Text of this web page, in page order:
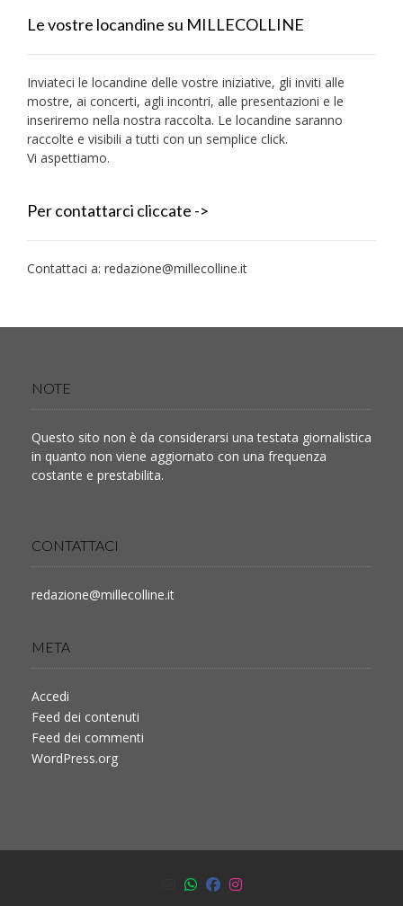
Le vostre locandine su MILLECOLLINE
Inviateci le locandine delle vostre iniziative, gli inviti alle
mostre, ai concerti, agli incontri, alle presentazioni e le
inseriremo nella nostra raccolta. Le locandine saranno
raccolte e visibili a tutti con un semplice click.
Vi aspettiamo.
Per contattarci cliccate ->
Contattaci a: redazione@millecolline.it
NOTE
Questo sito non è da considerarsi una testata giornalistica
in quanto non viene aggiornato con una frequenza
costante e prestabilita.
CONTATTACI
redazione@millecolline.it
META
Accedi
Feed dei contenuti
Feed dei commenti
WordPress.org